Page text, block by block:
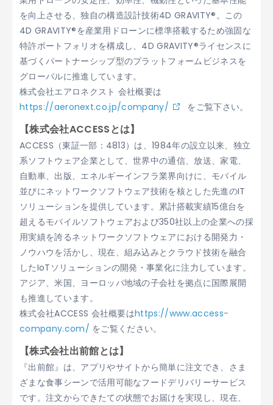
を向上させる、独自の構造設計技術4D GRAVITY®。この
4D GRAVITY®を産業用ドローンに標準搭載するため強固な
特許ポートフォリオを構成し、4D GRAVITY®ライセンスに
基づくパートナーシップ型のプラットフォームビジネスを
グローバルに推進しています。
株式会社エアロネクスト 会社概要は
https://aeronext.co.jp/company/
をご覧下さい。
【株式会社ACCESSとは】
ACCESS（東証一部：4813）は、1984年の設立以来、独立
系ソフトウェア企業として、世界中の通信、放送、家電、
自動車、出版、エネルギーインフラ業界向けに、モバイル
並びにネットワークソフトウェア技術を核とした先進のIT
ソリューションを提供しています。累計搭載実績15億台を
超えるモバイルソフトウェアおよび350社以上の企業への採
用実績を誇るネットワークソフトウェアにおける開発力・
ノウハウを活かし、現在、組み込みとクラウド技術を融合
したIoTソリューションの開発・事業化に注力しています。
アジア、米国、ヨーロッパ地域の子会社を拠点に国際展開
も推進しています。
株式会社ACCESS 会社概要はhttps://www.access-
company.com/ をご覧ください。
【株式会社出前館とは】
『出前館』は、アプリやサイトから簡単に注文でき、さま
ざまな食事シーンで活用可能なフードデリバリーサービス
です。注文からできたての状態でお届けを実現し、現在、